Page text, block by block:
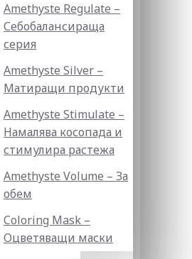
Amethyste Regulate –
Себобалансираща
серия
Amethyste Silver –
Матиращи продукти
Amethyste Stimulate –
Намалява косопада и
стимулира растежа
Amethyste Volume – За
обем
Coloring Mask –
Оцветяващи маски